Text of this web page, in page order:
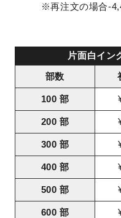
※再注文の場合-
片面白イン
部数
100 部
200 部
300 部
400 部
500 部
600 部